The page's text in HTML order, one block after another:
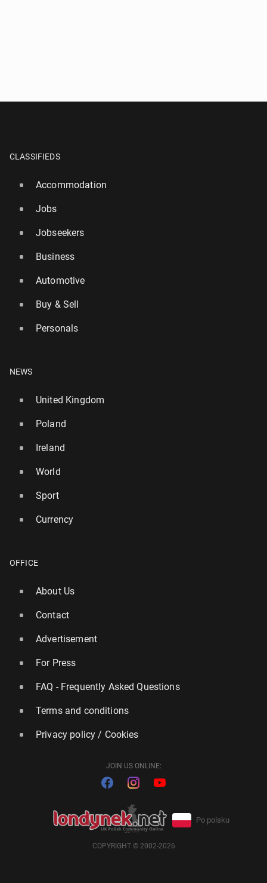
CLASSIFIEDS
Accommodation
Jobs
Jobseekers
Business
Automotive
Buy & Sell
Personals
NEWS
United Kingdom
Poland
Ireland
World
Sport
Currency
OFFICE
About Us
Contact
Advertisement
For Press
FAQ - Frequently Asked Questions
Terms and conditions
Privacy policy / Cookies
JOIN US ONLINE:
Po polsku
COPYRIGHT © 2002-2026